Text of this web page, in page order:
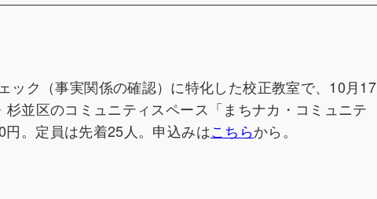
ク（事実関係の確認）に特化した校正教室で、10月17
並区のコミュニティスペース「まちナカ・コミュニテ
。定員は先着25人。申込みはこちらから。